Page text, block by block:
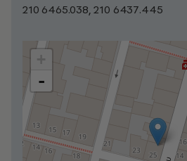
210 6465.038, 210 6437.445
-